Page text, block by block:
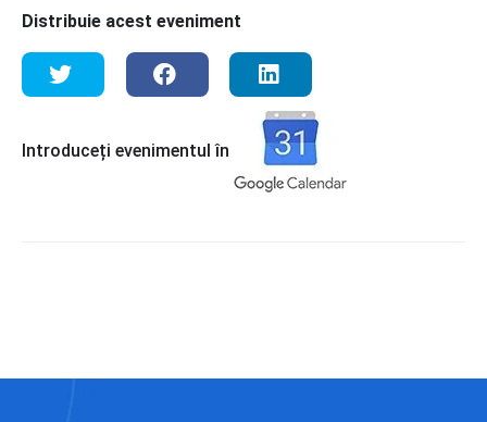
Distribuie acest eveniment
Introduceți evenimentul în